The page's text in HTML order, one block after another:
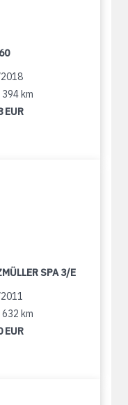
km
EUR
SPA 3/E
km
EUR